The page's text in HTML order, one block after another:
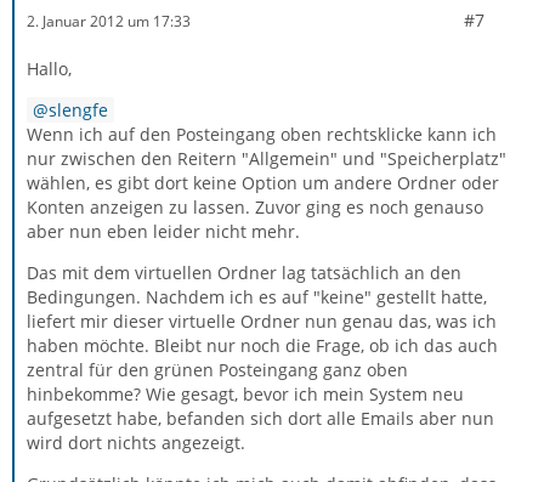
2. Januar 2012 um 17:33 #7
Hallo,
slengfe
Wenn ich auf den Posteingang oben rechtsklicke kann ich
nur zwischen den Reitern "Allgemein" und "Speicherplatz"
wählen, es gibt dort keine Option um andere Ordner oder
Konten anzeigen zu lassen. Zuvor ging es noch genauso
aber nun eben leider nicht mehr.
Das mit dem virtuellen Ordner lag tatsächlich an den
Bedingungen. Nachdem ich es auf "keine" gestellt hatte,
liefert mir dieser virtuelle Ordner nun genau das, was ich
haben möchte. Bleibt nur noch die Frage, ob ich das auch
zentral für den grünen Posteingang ganz oben
hinbekomme? Wie gesagt, bevor ich mein System neu
aufgesetzt habe, befanden sich dort alle Emails aber nun
wird dort nichts angezeigt.